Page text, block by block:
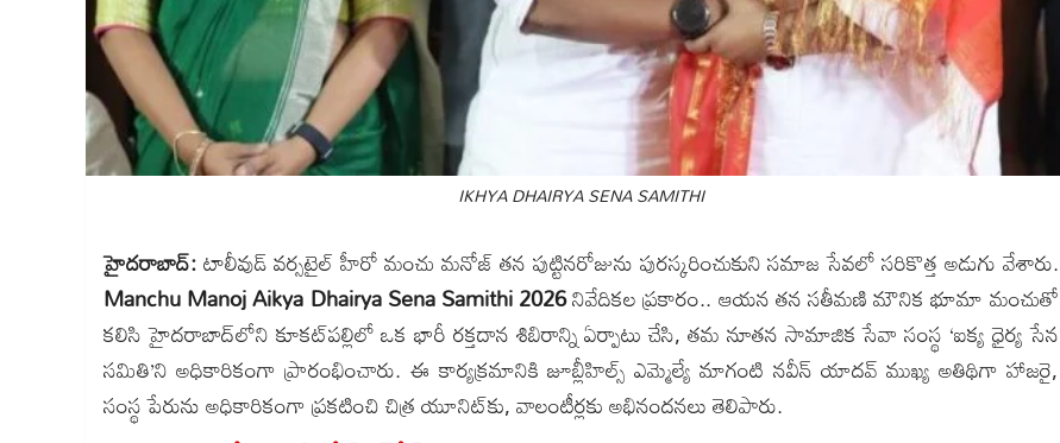
IKHYA DHAIRYA SENA SAMITHI
హైదరాబాద్:టాలీవుడ్ వర్సటైల్ హీరో మంచు మనోజ్ తన పుట్టినరోజును పురస్కరించుకుని సమాజ సేవలో సరికొత్త అడుగు వేశారు.
Manchu Manoj Aikya Dhairya Sena Samithi 2026నివేదికల ప్రకారం.. ఆయన తన సతీమణి మౌనిక భూమా మంచుతో
కలిసి హైదరాబాద్‌లోని కూకట్‌పల్లిలో ఒక భారీ రక్తదాన శిబిరాన్ని ఏర్పాటు చేసి, తమ నూతన సామాజిక సేవా సంస్థ ‘ఐక్య ధైర్య సేన
సమితి’ని అధికారికంగా ప్రారంభించారు. ఈ కార్యక్రమానికి జూబ్లీహిల్స్ ఎమ్మెల్యే మాగంటి నవీన్ యాదవ్ ముఖ్య అతిథిగా హాజరై,
సంస్థ పేరును అధికారికంగా ప్రకటించి చిత్ర యూనిట్‌కు, వాలంటీర్లకు అభినందనలు తెలిపారు.